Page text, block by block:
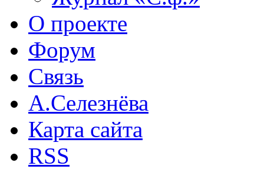
О проекте
Форум
Связь
А.Селезнёва
Карта сайта
RSS